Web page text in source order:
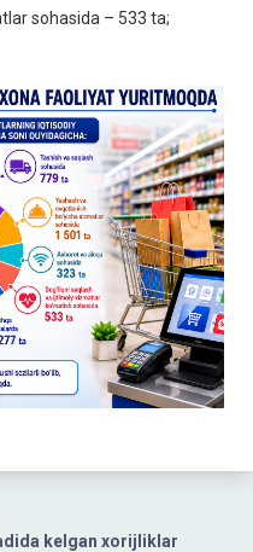
kelgan xorijliklar
sohasida – 533 ta;